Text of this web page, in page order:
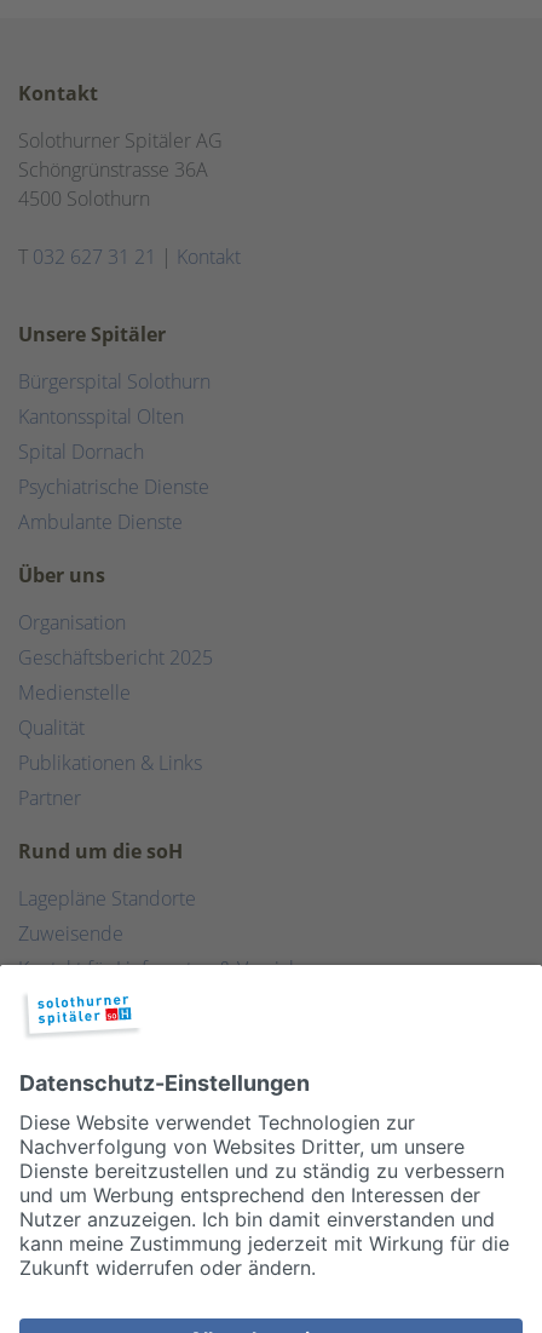
Kontakt
Solothurner Spitäler AG
Schöngrünstrasse 36A
4500 Solothurn
T 032 627 31 21 | Kontakt
Unsere Spitäler
Bürgerspital Solothurn
Kantonsspital Olten
Spital Dornach
Psychiatrische Dienste
Ambulante Dienste
Über uns
Organisation
Geschäftsbericht 2025
Medienstelle
Qualität
Publikationen & Links
Partner
Rund um die soH
Lagepläne Standorte
Zuweisende
Kontakt für Lieferanten & Versicherungen
Zentralwäscherei
HEBSORG
Spital Club